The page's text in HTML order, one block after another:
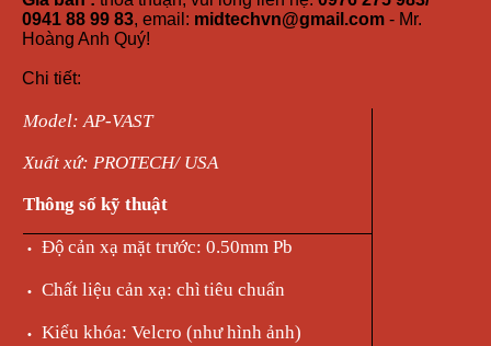
0941 88 99 83, email: midtechvn@gmail.com - Mr.
Hoàng Anh Quý!
Chi tiết:
Model: AP-VAST
Xuất xứ: PROTECH/ USA
Thông số kỹ thuật
• Độ cản xạ mặt trước: 0.50mm Pb
• Chất liệu cản xạ: chìtiêu chuẩn
• Kiểu khóa: Velcro (như hình ảnh)